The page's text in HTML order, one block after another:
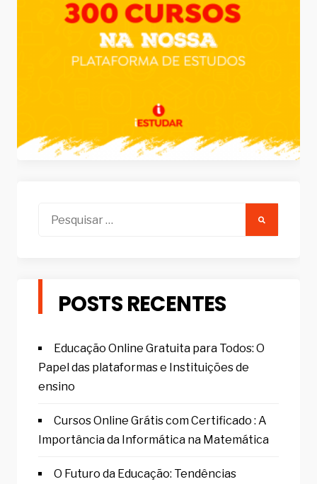
Pesquisar
POSTS RECENTES
Educação Online Gratuita para Todos: O
Papel das plataformas e Instituições de
ensino
Cursos Online Grátis com Certificado : A
Importância da Informática na Matemática
O Futuro da Educação: Tendências